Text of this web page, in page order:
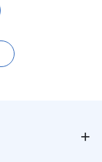
+